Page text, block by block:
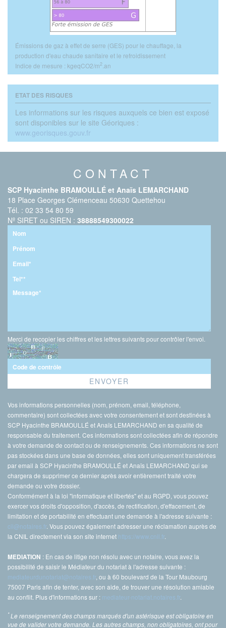
Émissions de gaz à effet de serre (GES) pour le chauffage, la
production d'eau chaude sanitaire et le refroidissement
Indice de mesure : kgeqCO2/m2 .an
ETAT DES RISQUES
Les informations sur les risques auxquels ce bien est exposé
sont disponibles sur le site Géoriques :
www.georisques.gouv.fr
CONTACT
SCP Hyacinthe BRAMOULLÉ et Anaïs LEMARCHAND
18 Place Georges Clémenceau 50630 Quettehou
Tél. : 02 33 54 80 59
Nº SIRET ou SIREN : 38888549300022
Merci de recopier les chiffres et les lettres suivants pour contrôler l'envoi.
Vos informations personnelles (nom, prénom, email, téléphone,
commentaire) sont collectées avec votre consentement et sont destinées à
SCP Hyacinthe BRAMOULLÉ et Anaïs LEMARCHAND en sa qualité de
responsable du traitement. Ces informations sont collectées afin de répondre
à votre demande de contact ou de renseignements. Ces informations ne sont
pas stockées dans une base de données, elles sont uniquement transférées
par email à SCP Hyacinthe BRAMOULLÉ et Anaïs LEMARCHAND qui se
chargera de supprimer ce dernier après avoir entièrement traité votre
demande ou votre dossier.
Conformément à la loi "informatique et libertés" et au RGPD, vous pouvez
exercer vos droits d'opposition, d'accès, de rectification, d'effacement, de
limitation et de portabilité en effectuant une demande à l'adresse suivante :
cil@notaires.fr. Vous pouvez également adresser une réclamation auprès de
la CNIL directement via son site internet https://www.cnil.fr.
MEDIATION : En cas de litige non résolu avec un notaire, vous avez la
possibilité de saisir le Médiateur du notariat à l'adresse suivante :
mediateurdunotariat@notaires.fr, ou à 60 boulevard de la Tour Maubourg
75007 Paris afin de tenter, avec son aide, de trouver une résolution amiable
au conflit. Plus d'informations sur : mediateur-notariat.notaires.fr.
*Le renseignement des champs marqués d'un astérisque est obligatoire en
vue de valider votre demande. Les autres champs, non obligatoires, ont pour